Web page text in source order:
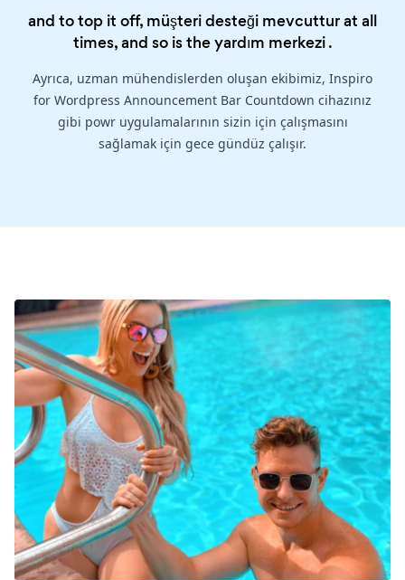
and to top it off, müşteri desteği mevcuttur at all
times, and so is theyardım merkezi.
Ayrıca, uzman mühendislerden oluşan ekibimiz, Inspiro
for Wordpress Announcement Bar Countdown cihazınız
gibi powr uygulamalarının sizin için çalışmasını
sağlamak için gece gündüz çalışır.